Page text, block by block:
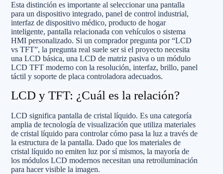
Esta distinción es importante al seleccionar una pantalla
para un dispositivo integrado, panel de control industrial,
interfaz de dispositivo médico, producto de hogar
inteligente, pantalla relacionada con vehículos o sistema
HMI personalizado. Si un comprador pregunta por “LCD
vs TFT”, la pregunta real suele ser si el proyecto necesita
una LCD básica, una LCD de matriz pasiva o un módulo
LCD TFT moderno con la resolución, interfaz, brillo, panel
táctil y soporte de placa controladora adecuados.
LCD y TFT: ¿Cuál es la relación?
LCD significa pantalla de cristal líquido. Es una categoría
amplia de tecnología de visualización que utiliza materiales
de cristal líquido para controlar cómo pasa la luz a través de
la estructura de la pantalla. Dado que los materiales de
cristal líquido no emiten luz por sí mismos, la mayoría de
los módulos LCD modernos necesitan una retroiluminación
para hacer visible la imagen.